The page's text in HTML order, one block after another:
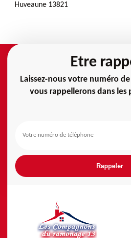
Huveaune 13821
Etre
Laissez-nous votre numéro
vous rappellerons dans les